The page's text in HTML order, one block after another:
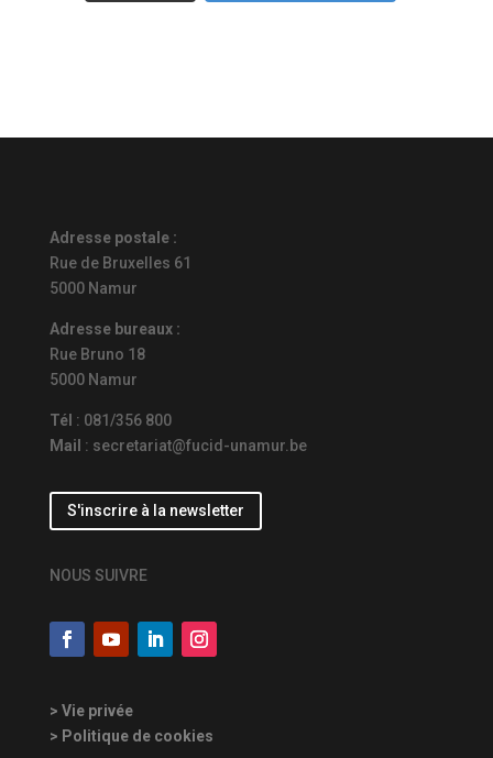
Adresse postale :
Rue de Bruxelles 61
5000 Namur
Adresse bureaux :
Rue Bruno 18
5000 Namur
Tél : 081/356 800
Mail : secretariat@fucid-unamur.be
S'inscrire à la newsletter
NOUS SUIVRE
> Vie privée
> Politique de cookies